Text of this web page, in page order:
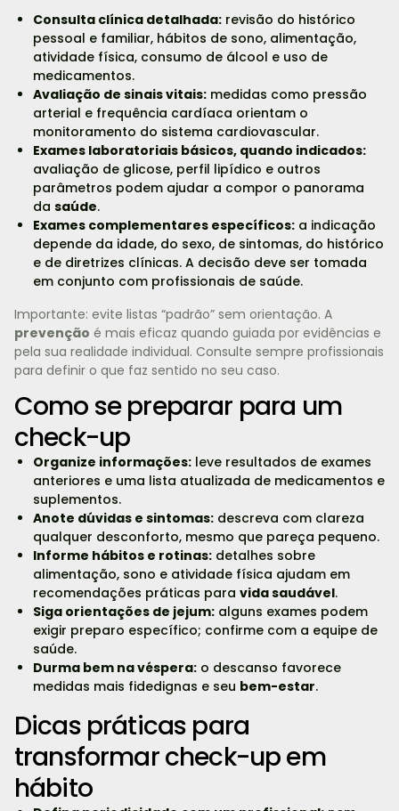
Consulta clínica detalhada:revisão do histórico
pessoal e familiar, hábitos de sono, alimentação,
atividade física, consumo de álcool e uso de
medicamentos.
Avaliação de sinais vitais:medidas como pressão
arterial e frequência cardíaca orientam o
monitoramento do sistema cardiovascular.
Exames laboratoriais básicos, quando indicados:
avaliação de glicose, perfil lipídico e outros
parâmetros podem ajudar a compor o panorama
da saúde.
Exames complementares específicos:a indicação
depende da idade, do sexo, de sintomas, do histórico
e de diretrizes clínicas. A decisão deve ser tomada
em conjunto com profissionais de saúde.
Importante: evite listas “padrão” sem orientação. A
prevenção é mais eficaz quando guiada por evidências e
pela sua realidade individual. Consulte sempre profissionais
para definir o que faz sentido no seu caso.
Como se preparar para um
check-up
Organize informações:leve resultados de exames
anteriores e uma lista atualizada de medicamentos e
suplementos.
Anote dúvidas e sintomas:descreva com clareza
qualquer desconforto, mesmo que pareça pequeno.
Informe hábitos e rotinas:detalhes sobre
alimentação, sono e atividade física ajudam em
recomendações práticas para vida saudável.
Siga orientações de jejum:alguns exames podem
exigir preparo específico; confirme com a equipe de
saúde.
Durma bem na véspera:o descanso favorece
medidas mais fidedignas e seu bem-estar.
Dicas práticas para
transformar check-up em
hábito